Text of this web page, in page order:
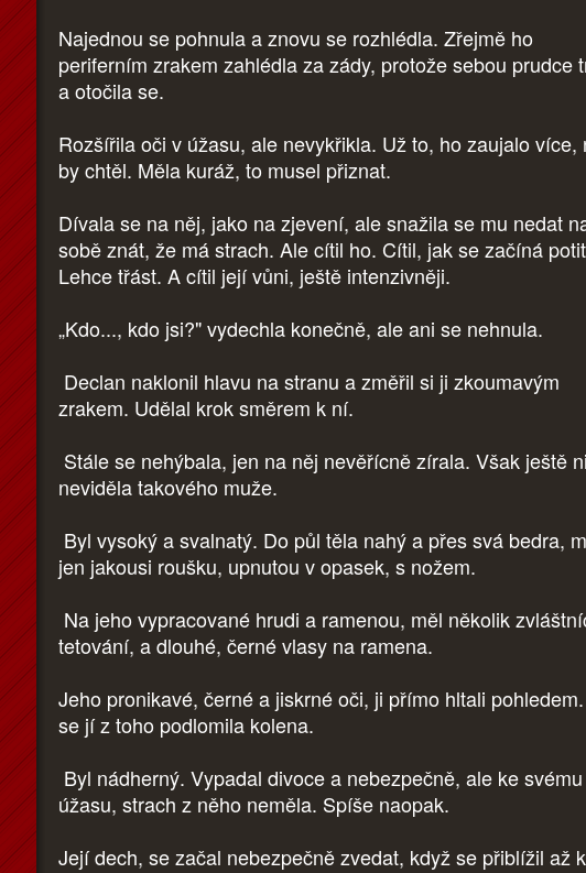
Najednou se pohnula a znovu se rozhlédla. Zřejmě ho
periferním zrakem zahlédla za zády, protože sebou prudce
a otočila se.
Rozšířila oči v úžasu, ale nevykřikla. Už to, ho zaujalo více,
by chtěl. Měla kuráž, to musel přiznat.
Dívala se na něj, jako na zjevení, ale snažila se mu nedat
sobě znát, že má strach. Ale cítil ho. Cítil, jak se začíná
Lehce třást. A cítil její vůni, ještě intenzivněji.
„Kdo..., kdo jsi?" vydechla konečně, ale ani se nehnula.
Declan naklonil hlavu na stranu a změřil si ji zkoumavým
zrakem. Udělal krok směrem k ní.
Stále se nehýbala, jen na něj nevěřícně zírala. Však ještě
neviděla takového muže.
Byl vysoký a svalnatý. Do půl těla nahý a přes svá bedra,
jen jakousi roušku, upnutou v opasek, s nožem.
Na jeho vypracované hrudi a ramenou, měl několik
tetování, a dlouhé, černé vlasy na ramena.
Jeho pronikavé, černé a jiskrné oči, ji přímo hltali
se jí z toho podlomila kolena.
Byl nádherný. Vypadal divoce a nebezpečně, ale ke svému
úžasu, strach z něho neměla. Spíše naopak.
Její dech, se začal nebezpečně zvedat, když se přiblížil až